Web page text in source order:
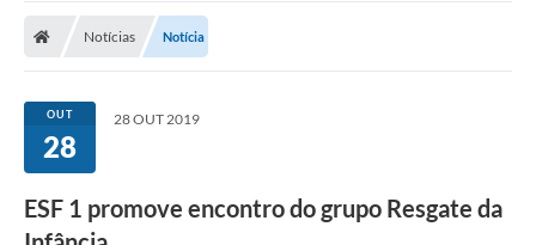
Transparência
Câmara Municipal
e-SIC
Notícias Notícia
OUT
28
28 OUT 2019
ESF 1 promove encontro do grupo Resgate da